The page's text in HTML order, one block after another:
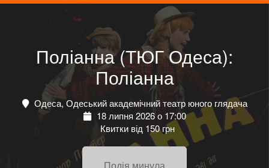
Поліанна (ТЮГ Одеса):
Поліанна
Одеса, Одеський академічний театр юного глядача
18 липня 2026 о 17:00
Квитки від 150 грн